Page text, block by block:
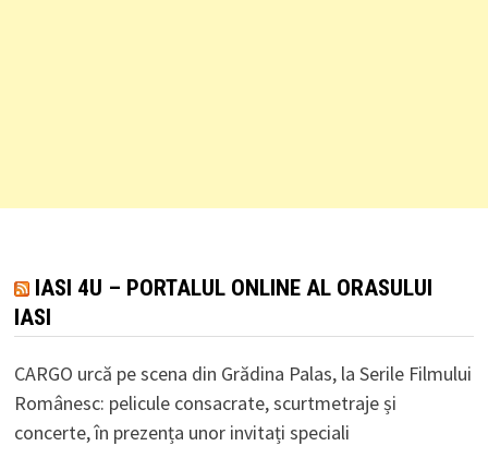
IASI 4U – PORTALUL ONLINE AL ORASULUI
IASI
CARGO urcă pe scena din Grădina Palas, la Serile Filmului
Românesc: pelicule consacrate, scurtmetraje și
concerte, în prezența unor invitați speciali